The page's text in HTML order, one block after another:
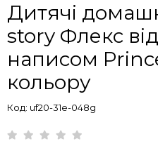
Дитячі
story Флекс
написом
кольору
Код: uf20-31e-048g